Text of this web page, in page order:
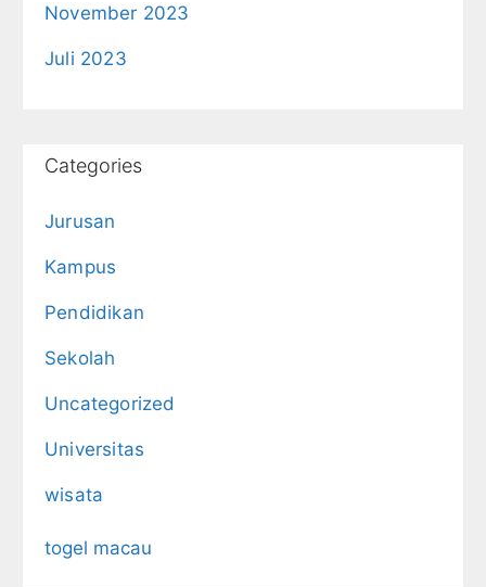
November 2023
Juli 2023
Categories
Jurusan
Kampus
Pendidikan
Sekolah
Uncategorized
Universitas
wisata
togel macau